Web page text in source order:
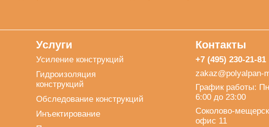
Услуги
Усиление конструкций
Гидроизоляция
конструкций
Обследование конструкций
Инъектирование
Контакты
+7 (495) 230-21-81
zakaz@polyalpan-
График работы:
6:00 до 23:00
Соколово-
офис 11